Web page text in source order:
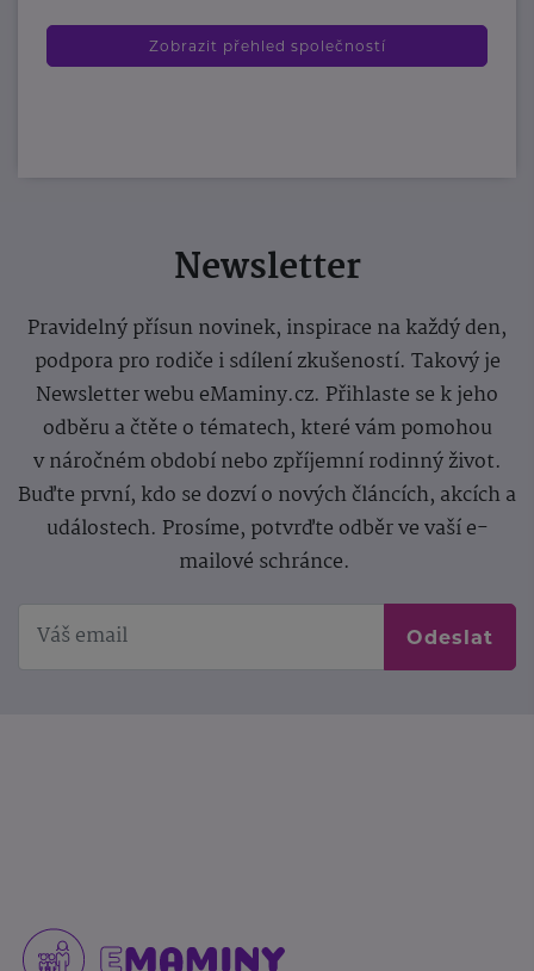
Zobrazit přehled společností
Newsletter
Pravidelný přísun novinek, inspirace na každý den,
podpora pro rodiče i sdílení zkušeností. Takový je
Newsletter webu eMaminy.cz. Přihlaste se k jeho
odběru a čtěte o tématech, které vám pomohou
v náročném období nebo zpříjemní rodinný život.
Buďte první, kdo se dozví o nových článcích, akcích a
událostech. Prosíme, potvrďte odběr ve vaší e-
mailové schránce.
Odeslat